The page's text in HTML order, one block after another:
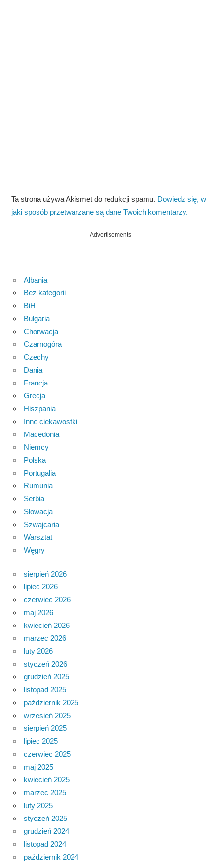
Ta strona używa Akismet do redukcji spamu. Dowiedz się, w
jaki sposób przetwarzane są dane Twoich komentarzy.
Advertisements
Albania
Bez kategorii
BiH
Bułgaria
Chorwacja
Czarnogóra
Czechy
Dania
Francja
Grecja
Hiszpania
Inne ciekawostki
Macedonia
Niemcy
Polska
Portugalia
Rumunia
Serbia
Słowacja
Szwajcaria
Warsztat
Węgry
sierpień 2026
lipiec 2026
czerwiec 2026
maj 2026
kwiecień 2026
marzec 2026
luty 2026
styczeń 2026
grudzień 2025
listopad 2025
październik 2025
wrzesień 2025
sierpień 2025
lipiec 2025
czerwiec 2025
maj 2025
kwiecień 2025
marzec 2025
luty 2025
styczeń 2025
grudzień 2024
listopad 2024
październik 2024